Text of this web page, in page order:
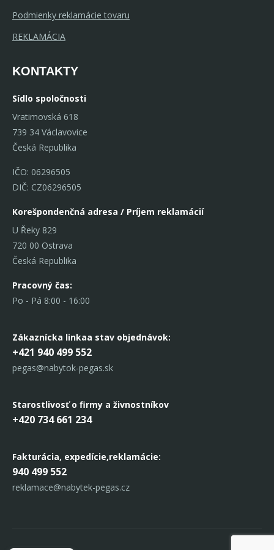
Podmienky reklamácie tovaru
REKLAMÁCIA
KONTAKTY
Sídlo spoločnosti
Vratimovská 618
739 34 Václavovice
Česká Republika
IČO: 06296505
DIČ: CZ06296505
Korešpondenčná adresa / Príjem reklamácií
U Řeky 829
720 00 Ostrava
Česká Republika
Pracovný čas:
Po - Pá 8:00 - 16:00
Zákaznícka linkaa stav objednávok:
+421 940 499 552
pegas@nabytok-pegas.sk
Starostlivosť o firmy a živnostníkov
+420 734 661 234
Fakturácia, expedície,reklamácie:
940 499 552
reklamace@nabytek-pegas.cz